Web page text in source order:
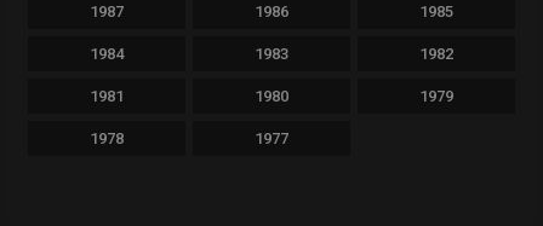
1987 1986 1985
1984 1983 1982
1981 1980 1979
1978 1977